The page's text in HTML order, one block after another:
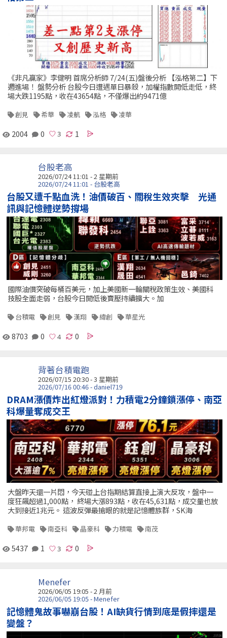
《非凡贏家》李健明 首席分析師 7/24(五)盤後分析 【泓格第二】下
週進場！ 盤勢分析 台股今日遭遇單日暴殺，加權指數開低走低，終
場大跌1195點，收在43654點，不僅爆出約9471億
創見 希華 凌航 泓格 凌華
2004 0 1
台股老高
2026/07/24 11:01 - 2 星期前
2026/07/24 11:01 - 台股老高
台股又遭千點血洗！油價破百、關稅生效夾擊 光通
訊與記憶體逆勢撐場
國際油價突破每桶百美元，加上美國新一輪關稅政策生效、美國科
技股全面走弱，台股今日開低後賣壓持續擴大。加
台積電 創見 漢翔 緯創 華星光
8703 0 0
背著台積電跑
2026/07/15 20:30 - 3 星期前
2026/07/16 00:46 - daniel719
DRAM漲價炸出紅燈派對！力積電2分鐘鎖漲停、南亞
科爆量奪成交王
大盤昨天還一片悶，今天碰上台指期結算直接上演大反攻，盤中一
度狂飆超過1,000點， 終場大漲893點，收在45,631點，成交量也放
大到接近1兆元。 這波反彈最搶眼的就是記憶體族群，SK海
華邦電 南亞科 晶豪科 力積電 南茂
5437 1 0
Menefer
2026/06/05 19:05 - 2 月前
2026/06/05 19:05 - Menefer
記憶體鬼故事嚇崩台股！AI缺貨行情到底是假摔還是
變盤？